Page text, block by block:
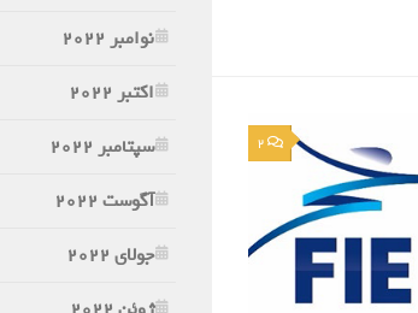
2
نوامبر 2022
اکتبر 2022
سپتامبر 2022
آگوست 2022
جولای 2022